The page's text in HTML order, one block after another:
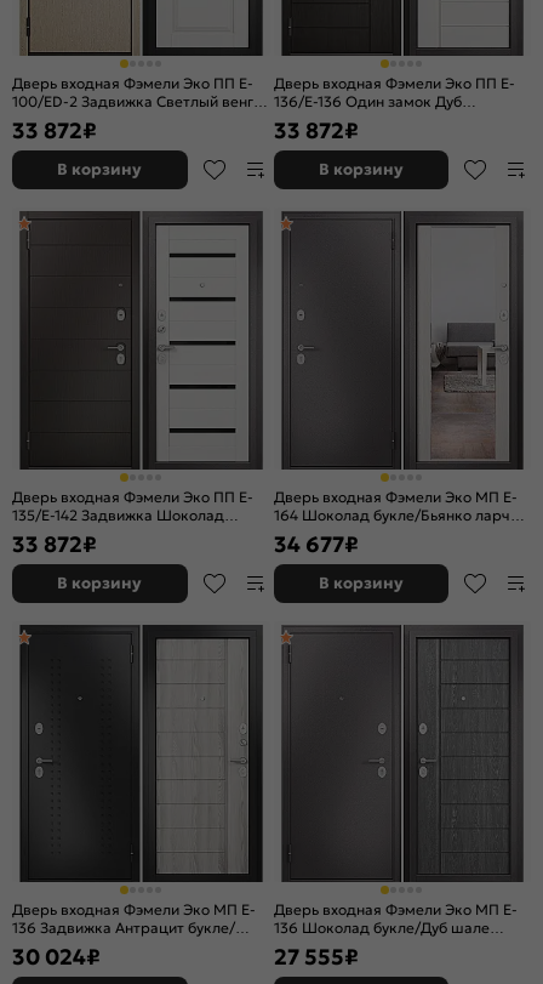
Дверь входная Фэмели Эко ПП E-
100/ED-2 Задвижка Светлый венге/
Белый ларче, 2 замка, с ночной
задвижкой
33 872₽
В корзину
Дверь входная Фэмели Эко ПП E-
136/E-136 Один замок Дуб
мореный/Белый ларче, 1 замок
33 872₽
В корзину
Дверь входная Фэмели Эко ПП E-
135/E-142 Задвижка Шоколад
ларче/Белый ларче, 2 замка, с
ночной задвижкой
33 872₽
В корзину
Дверь входная Фэмели Эко МП E-
164 Шоколад букле/Бьянко ларче,
с зеркалом, 2 замка
34 677₽
В корзину
Дверь входная Фэмели Эко МП E-
136 Задвижка Антрацит букле/
Ясень ривьера айс, 2 замка, с
ночной задвижкой
30 024₽
Дверь входная Фэмели Эко МП E-
136 Шоколад букле/Дуб шале
серебро, 2 замка
27 555₽